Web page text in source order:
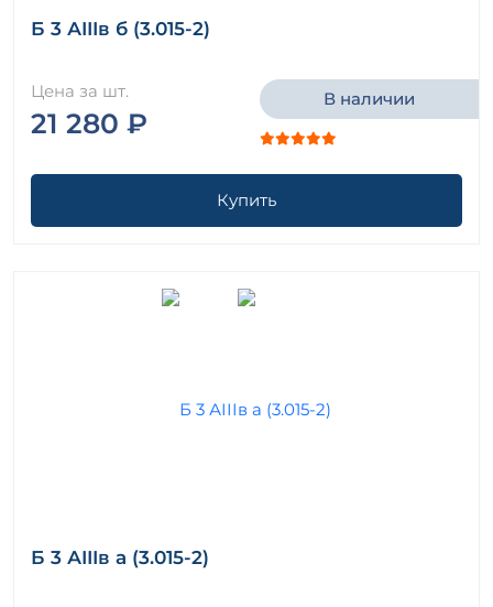
Б 3 АIIIв б (3.015-2)
Цена за шт.
21 280 ₽
В наличии
Купить
Б 3 АIIIв а (3.015-2)